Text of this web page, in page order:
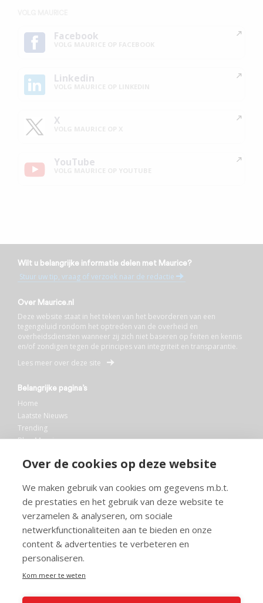
Over de cookies op deze website
We maken gebruik van cookies om gegevens m.b.t.
de prestaties en het gebruik van deze website te
verzamelen & analyseren, om sociale
netwerkfunctionaliteiten aan te bieden en onze
content & advertenties te verbeteren en
personaliseren.
Kom meer te weten
Facebook
Linkedin
X
YouTube
Wilt u belangrijke informatie delen met Maurice?
Stuur uw tip, vraag of verzoek naar de redactie
Over Maurice.nl
Deze website staat in het teken van het bevorderen van een
tegengeluid rondom het optreden van de overheid en
overheidsdiensten wanneer zij zich niet baseren op feiten en kennis
en/of zondigen tegen de principes van integriteit en transparantie.
Lees meer over deze site
Belangrijke pagina’s
Home
Laatste Nieuws
Trending
Blog Maurice
Bibliotheek
Info en service
FAQ
Doneren
Privacy
Voorwaarden
Meedoen